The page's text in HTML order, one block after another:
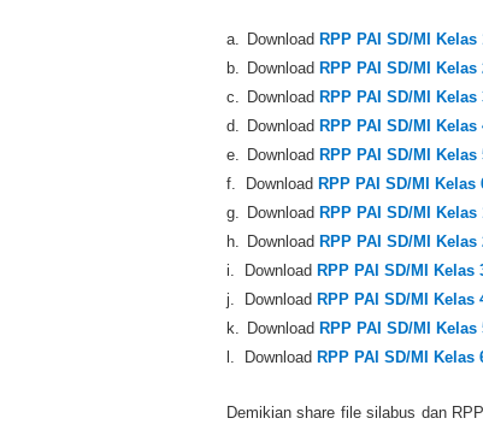
a. Download RPP PAI SD/MI Kelas
b. Download RPP PAI SD/MI Kelas
c. Download RPP PAI SD/MI Kelas
d. Download RPP PAI SD/MI Kelas
e. Download RPP PAI SD/MI Kelas
f.
Download RPP PAI SD/MI Kelas
g. Download RPP PAI SD/MI Kelas
h. Download RPP PAI SD/MI Kelas
i.
Download RPP PAI SD/MI Kelas
j.
Download RPP PAI SD/MI Kelas
k. Download RPP PAI SD/MI Kelas
l.
Download RPP PAI SD/MI Kelas
Demikian share file silabus dan